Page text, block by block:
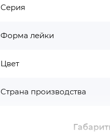
Серия
Форма лейки
Цвет
Страна производства